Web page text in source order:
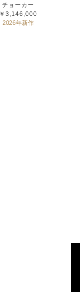
チョーカー
￥3,146,000
2026年新作